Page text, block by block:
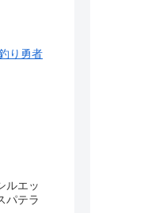
り勇者
ルエッ
パテラ